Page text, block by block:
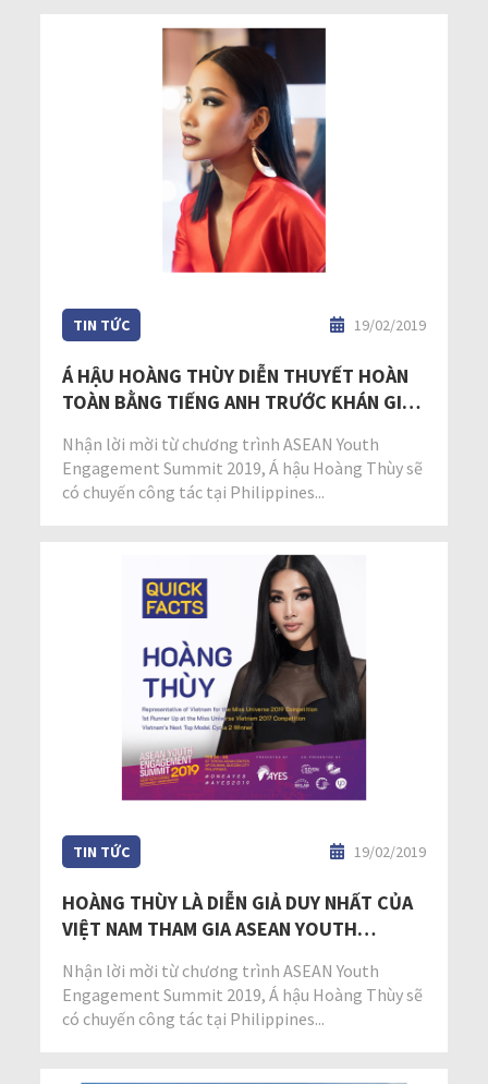
TIN TỨC 19/02/2019
Á HẬU HOÀNG THÙY DIỄN THUYẾT HOÀN
TOÀN BẰNG TIẾNG ANH TRƯỚC KHÁN GIẢ
Nhận lời mời từ chương trình ASEAN Youth
Engagement Summit 2019, Á hậu Hoàng Thùy sẽ
có chuyến công tác tại Philippines...
TIN TỨC 19/02/2019
HOÀNG THÙY LÀ DIỄN GIẢ DUY NHẤT CỦA
VIỆT NAM THAM GIA ASEAN YOUTH
Nhận lời mời từ chương trình ASEAN Youth
Engagement Summit 2019, Á hậu Hoàng Thùy sẽ
có chuyến công tác tại Philippines...